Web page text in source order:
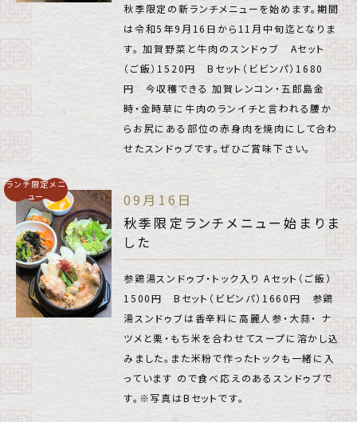
秋季限定の新ランチメニューを始めます。期間
は令和5年9月16日から11月中旬迄となりま
す。 加賀野菜と牛肉のスンドゥブ Aセット
（ご飯）1520円 Bセット（ビビンパ）1680
円 今収穫できる 加賀レンコン・五郎島金
時・金時草に牛肉のランイチと言われる腰か
らお尻にある部位の赤身肉を焼肉にして合わ
せたスンドゥブです。ぜひご賞味下さい。
ランチ限定メニ
ュー
09月16日
秋季限定ランチメニュー始まりま
した
参鶏湯スンドゥブ・トック入り Aセット（ご飯）
1500円 Bセット（ビビンパ）1660円 参鶏
湯スンドゥブは香辛料に高麗人参・大蒜・ ナ
ツメと栗・もち米を合わせてスープに溶かし込
みました。また米粉で作ったトックも一緒に入
っています ので食べ応えのあるスンドゥブで
す。※写真はBセットです。